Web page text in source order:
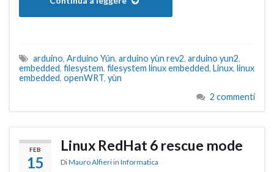
arduino, Arduino Yún, arduino yùn rev2, arduino yun2,
embedded, filesystem, filesystem linux embedded, Linux, linux
embedded, openWRT, yùn
2 commenti
FEB
15
Linux RedHat 6 rescue mode
DiMauro Alfieri in Informatica